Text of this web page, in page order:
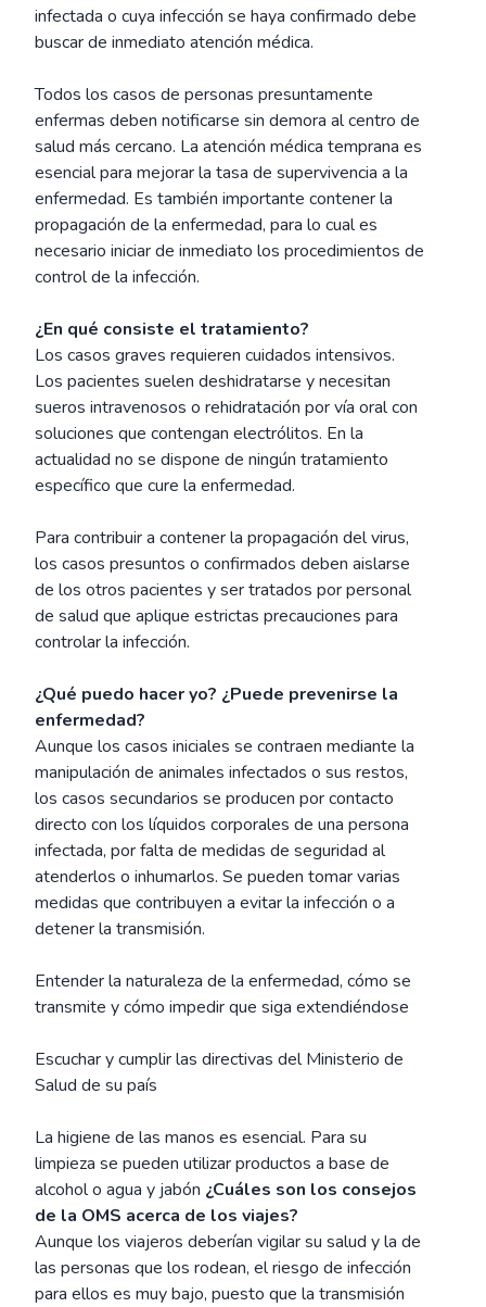
infectada o cuya infección se haya confirmado debe
buscar de inmediato atención médica.
Todos los casos de personas presuntamente
enfermas deben notificarse sin demora al centro de
salud más cercano. La atención médica temprana es
esencial para mejorar la tasa de supervivencia a la
enfermedad. Es también importante contener la
propagación de la enfermedad, para lo cual es
necesario iniciar de inmediato los procedimientos de
control de la infección.
¿En qué consiste el tratamiento?
Los casos graves requieren cuidados intensivos.
Los pacientes suelen deshidratarse y necesitan
sueros intravenosos o rehidratación por vía oral con
soluciones que contengan electrólitos. En la
actualidad no se dispone de ningún tratamiento
específico que cure la enfermedad.
Para contribuir a contener la propagación del virus,
los casos presuntos o confirmados deben aislarse
de los otros pacientes y ser tratados por personal
de salud que aplique estrictas precauciones para
controlar la infección.
¿Qué puedo hacer yo? ¿Puede prevenirse la
enfermedad?
Aunque los casos iniciales se contraen mediante la
manipulación de animales infectados o sus restos,
los casos secundarios se producen por contacto
directo con los líquidos corporales de una persona
infectada, por falta de medidas de seguridad al
atenderlos o inhumarlos. Se pueden tomar varias
medidas que contribuyen a evitar la infección o a
detener la transmisión.
Entender la naturaleza de la enfermedad, cómo se
transmite y cómo impedir que siga extendiéndose
Escuchar y cumplir las directivas del Ministerio de
Salud de su país
La higiene de las manos es esencial. Para su
limpieza se pueden utilizar productos a base de
alcohol o agua y jabón ¿Cuáles son los consejos
de la OMS acerca de los viajes?
Aunque los viajeros deberían vigilar su salud y la de
las personas que los rodean, el riesgo de infección
para ellos es muy bajo, puesto que la transmisión